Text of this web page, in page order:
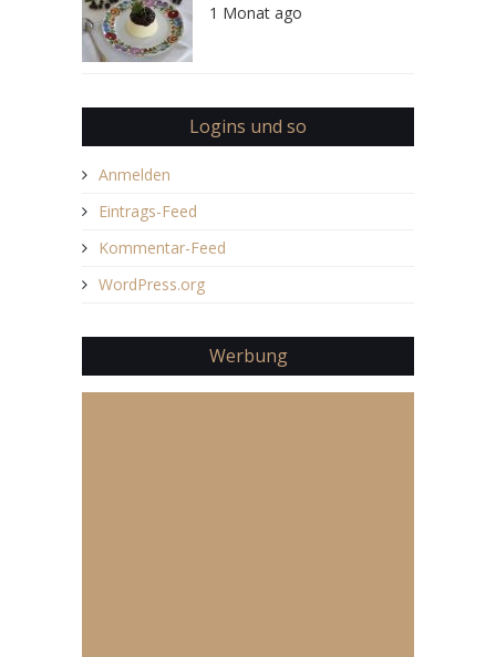
1 Monat ago
Logins und so
Anmelden
Eintrags-Feed
Kommentar-Feed
WordPress.org
Werbung